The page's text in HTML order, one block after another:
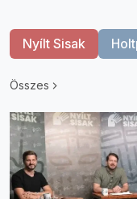
Nyílt Sisak
Összes